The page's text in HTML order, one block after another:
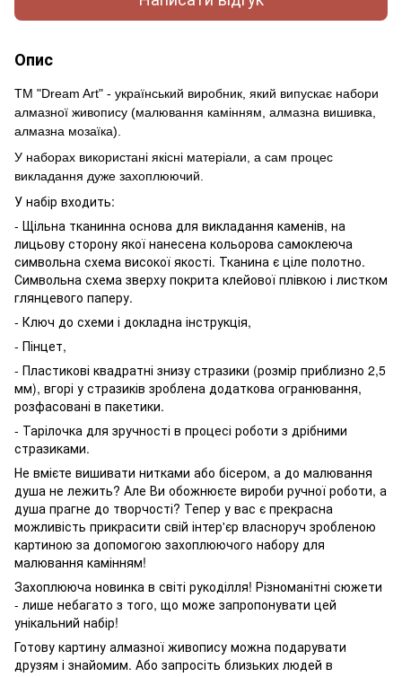
Опис
ТМ "Dream Art" - український виробник, який випускає набори
алмазної живопису (малювання камінням, алмазна вишивка,
алмазна мозаїка).
У наборах використані якісні матеріали, а сам процес
викладання дуже захоплюючий.
У набір входить:
- Щільна тканинна основа для викладання каменів, на
лицьову сторону якої нанесена кольорова самоклеюча
символьна схема високої якості. Тканина є ціле полотно.
Символьна схема зверху покрита клейової плівкою і листком
глянцевого паперу.
- Ключ до схеми і докладна інструкція,
- Пінцет,
- Пластикові квадратні знизу стразики (розмір приблизно 2,5
мм), вгорі у стразиків зроблена додаткова огранювання,
розфасовані в пакетики.
- Тарілочка для зручності в процесі роботи з дрібними
стразиками.
Не вмієте вишивати нитками або бісером, а до малювання
душа не лежить? Але Ви обожнюєте вироби ручної роботи, а
душа прагне до творчості? Тепер у вас є прекрасна
можливість прикрасити свій інтер'єр власноруч зробленою
картиною за допомогою захоплюючого набору для
малювання камінням!
Захоплююча новинка в світі рукоділля! Різноманітні сюжети
- лише небагато з того, що може запропонувати цей
унікальний набір!
Готову картину алмазної живопису можна подарувати
друзям і знайомим. Або запросіть близьких людей в